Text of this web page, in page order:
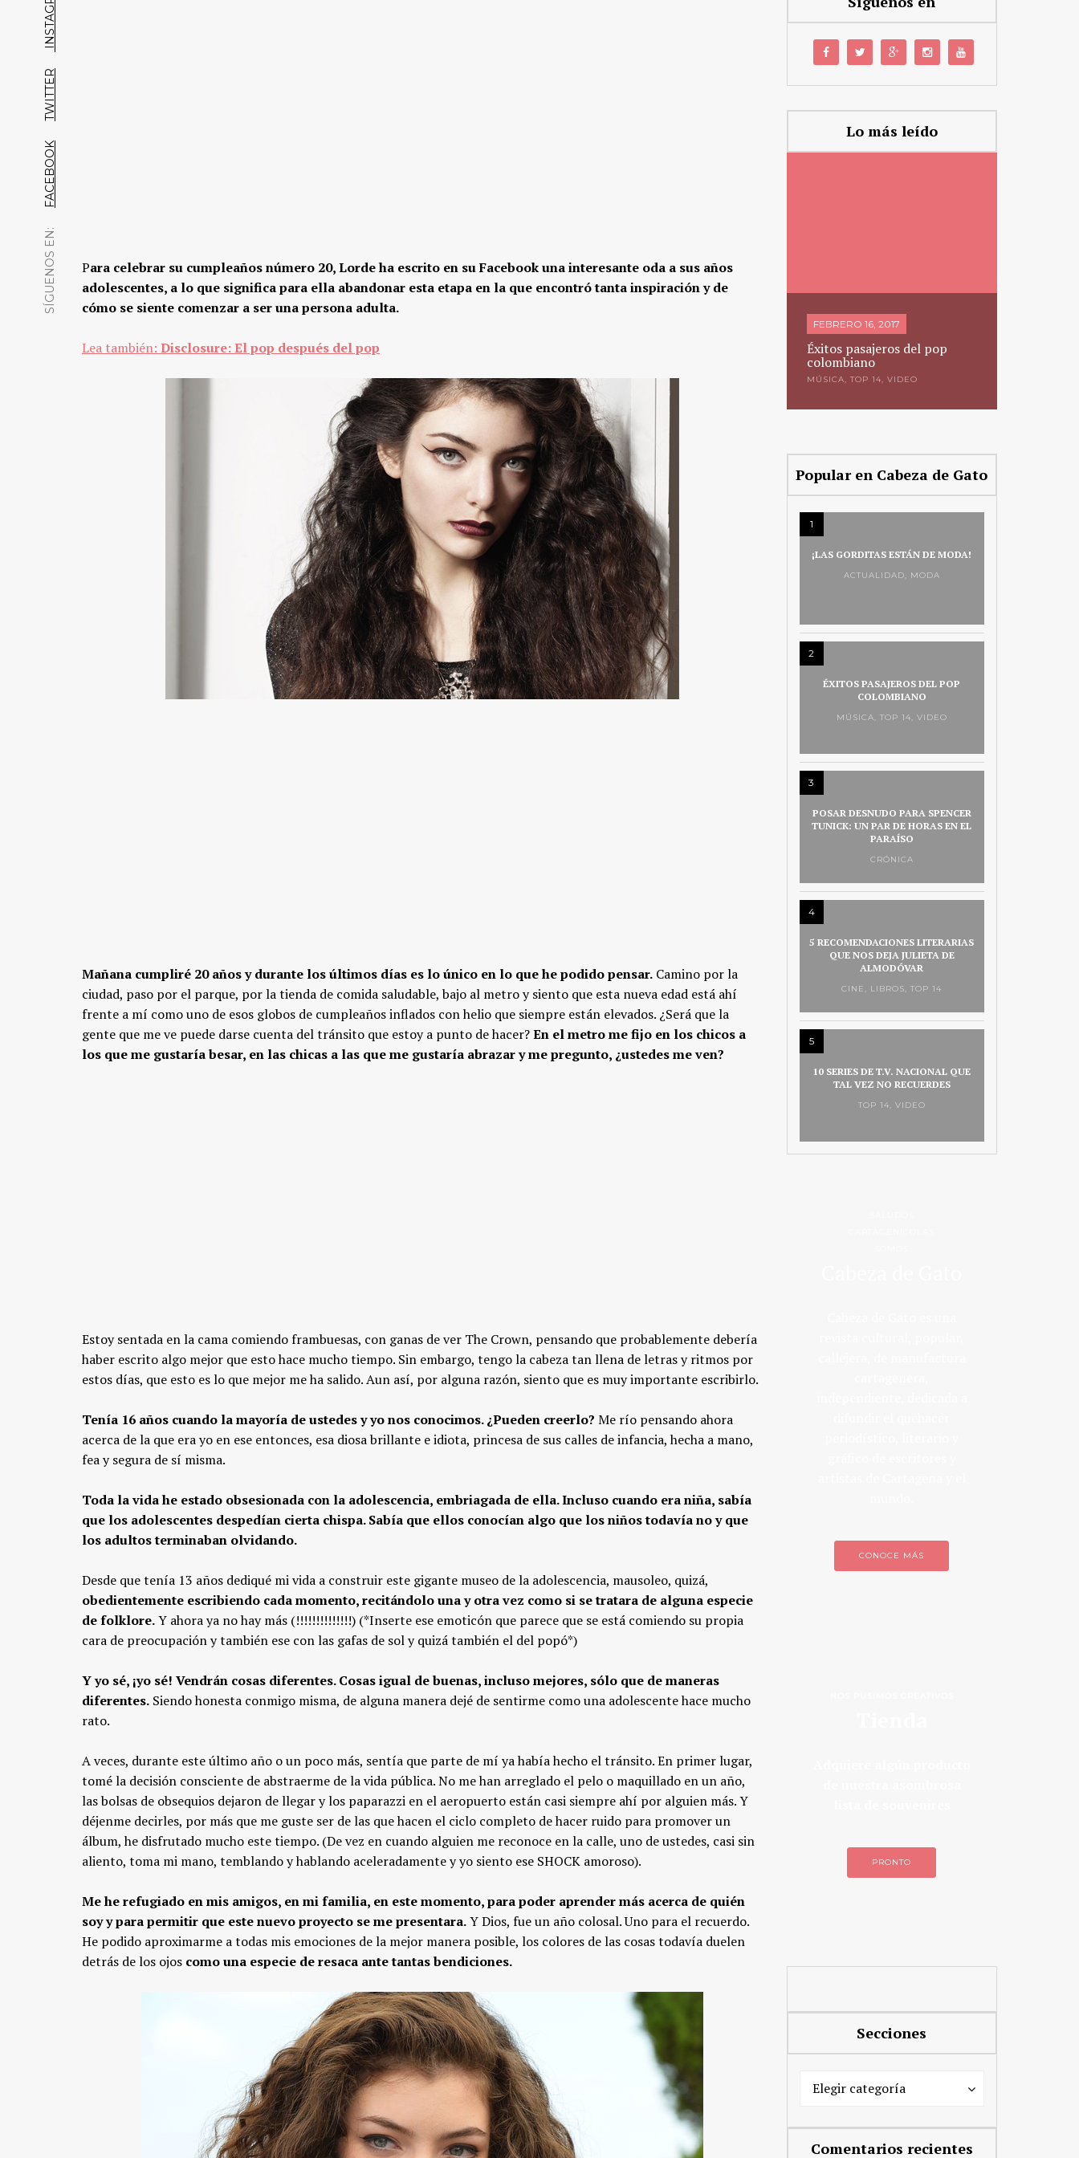
SÍGUENOS EN:
FACEBOOK
TWITTER
Para celebrar su cumpleaños número 20, Lorde ha escrito en su Facebook una interesante oda a sus años
adolescentes, a lo que significa para ella abandonar esta etapa en la que encontró tanta inspiración y de
cómo se siente comenzar a ser una persona adulta.
Lea también: Disclosure: El pop después del pop
Mañana cumpliré 20 años y durante los últimos días es lo único en lo que he podido pensar. Camino por la
ciudad, paso por el parque, por la tienda de comida saludable, bajo al metro y siento que esta nueva edad está ahí
frente a mí como uno de esos globos de cumpleaños inflados con helio que siempre están elevados. ¿Será que la
gente que me ve puede darse cuenta del tránsito que estoy a punto de hacer?En el metro me fijo en los chicos a
los que me gustaría besar, en las chicas a las que me gustaría abrazar y me pregunto, ¿ustedes me ven?
Estoy sentada en la cama comiendo frambuesas, con ganas de ver The Crown, pensando que probablemente debería
haber escrito algo mejor que esto hace mucho tiempo. Sin embargo, tengo la cabeza tan llena de letras y ritmos por
estos días, que esto es lo que mejor me ha salido. Aun así, por alguna razón, siento que es muy importante escribirlo.
Tenía 16 años cuando la mayoría de ustedes y yo nos conocimos. ¿Pueden creerlo? Me río pensando ahora
acerca de la que era yo en ese entonces, esa diosa brillante e idiota, princesa de sus calles de infancia, hecha a mano,
fea y segura de sí misma.
Toda la vida he estado obsesionada con la adolescencia, embriagada de ella. Incluso cuando era niña, sabía
que los adolescentes despedían cierta chispa. Sabía que ellos conocían algo que los niños todavía no y que
los adultos terminaban olvidando.
Desde que tenía 13 años dediqué mi vida a construir este gigante museo de la adolescencia, mausoleo, quizá,
obedientemente escribiendo cada momento, recitándolo una y otra vez como si se tratara de alguna especie
de folklore.Y ahora ya no hay más (!!!!!!!!!!!!!!) (*Inserte ese emoticón que parece que se está comiendo su propia
cara de preocupación y también ese con las gafas de sol y quizá también el del popó*)
Y yo sé, ¡yo sé! Vendrán cosas diferentes. Cosas igual de buenas, incluso mejores, sólo que de maneras
diferentes. Siendo honesta conmigo misma, de alguna manera dejé de sentirme como una adolescente hace mucho
rato.
A veces, durante este último año o un poco más, sentía que parte de mí ya había hecho el tránsito. En primer lugar,
tomé la decisión consciente de abstraerme de la vida pública. No me han arreglado el pelo o maquillado en un año,
las bolsas de obsequios dejaron de llegar y los paparazzi en el aeropuerto están casi siempre ahí por alguien más. Y
déjenme decirles, por más que me guste ser de las que hacen el ciclo completo de hacer ruido para promover un
álbum, he disfrutado mucho este tiempo. (De vez en cuando alguien me reconoce en la calle, uno de ustedes, casi sin
aliento, toma mi mano, temblando y hablando aceleradamente y yo siento ese SHOCK amoroso).
Me he refugiado en mis amigos, en mi familia, en este momento, para poder aprender más acerca de quién
soy y para permitir que este nuevo proyecto se me presentara.Y Dios, fue un año colosal. Uno para el recuerdo.
He podido aproximarme a todas mis emociones de la mejor manera posible, los colores de las cosas todavía duelen
detrás de los ojos como una especie de resaca ante tantas bendiciones.
Lo más leído
JULIO 16, 2016
que nos deja Julieta de
CINE,LIBROS TOP 14,VIDEO ACTUALIDAD, MODA
FEBRERO 16, 2017
Éxitos pasajeros del pop
colombiano
MÚSICA, TOP 14, VIDEO
Popular en Cabeza de Gato
1
¡LAS GORDITAS ESTÁN DE MODA!
ACTUALIDAD, MODA
2
ÉXITOS PASAJEROS DEL POP
COLOMBIANO
MÚSICA, TOP 14, VIDEO
3
POSAR DESNUDO PARA SPENCER
TUNICK: UN PAR DE HORAS EN EL
PARAÍSO
CRÓNICA
4
5 RECOMENDACIONES LITERARIAS
QUE NOS DEJA JULIETA DE
ALMODÓVAR
CINE , LIBROS,TOP 14
5
10 SERIES DE T.V. NACIONAL QUE
TAL VEZ NO RECUERDES
TOP 14, VIDEO
CONOCE MÁS
PRONTO
Secciones
Secciones
Elegir categoría
Secciones
Comentarios recientes